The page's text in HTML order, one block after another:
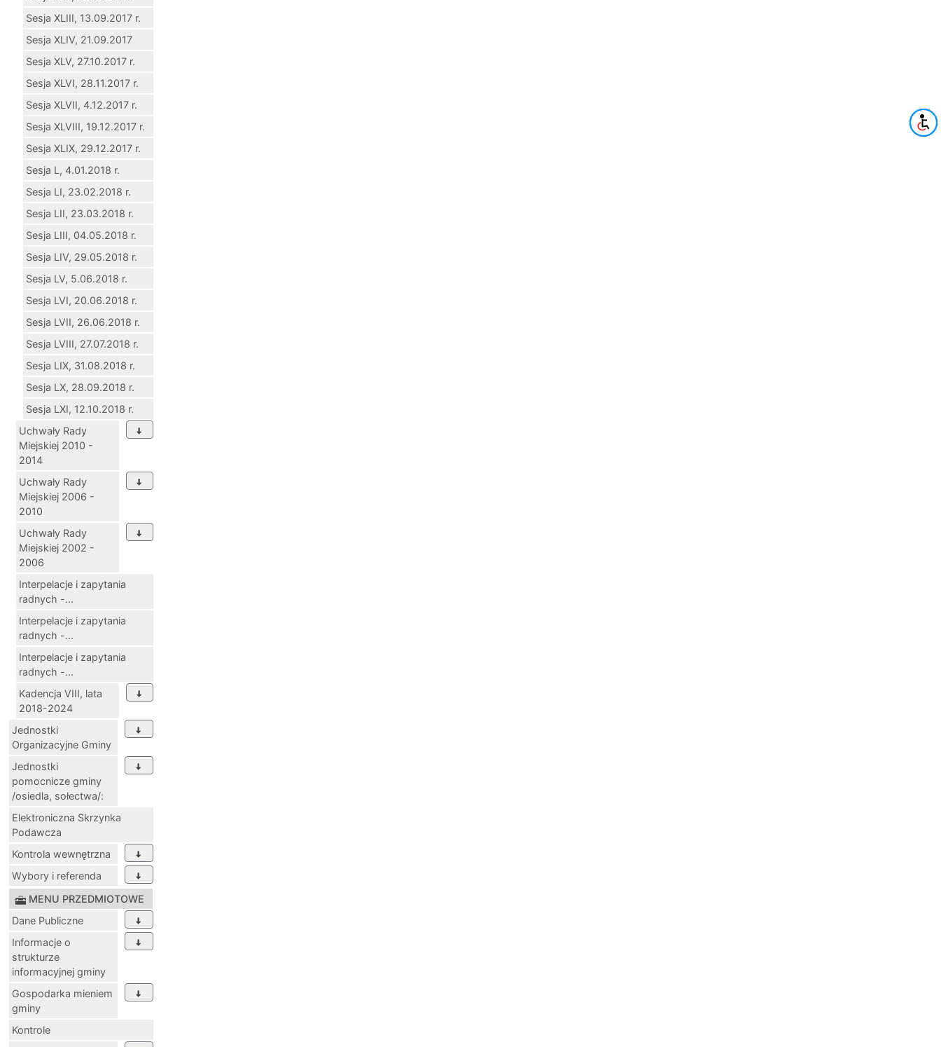
Sesja XLIII, 13.09.2017 r.
Sesja XLIV, 21.09.2017
Sesja XLV, 27.10.2017 r.
Sesja XLVI, 28.11.2017 r.
Sesja XLVII, 4.12.2017 r.
Sesja XLVIII, 19.12.2017 r.
Sesja XLIX, 29.12.2017 r.
Sesja L, 4.01.2018 r.
Sesja LI, 23.02.2018 r.
Sesja LII, 23.03.2018 r.
Sesja LIII, 04.05.2018 r.
Sesja LIV, 29.05.2018 r.
Sesja LV, 5.06.2018 r.
Sesja LVI, 20.06.2018 r.
Sesja LVII, 26.06.2018 r.
Sesja LVIII, 27.07.2018 r.
Sesja LIX, 31.08.2018 r.
Sesja LX, 28.09.2018 r.
Sesja LXI, 12.10.2018 r.
Uchwały Rady
Miejskiej 2010 -
2014
Uchwały Rady
Miejskiej 2006 -
2010
Uchwały Rady
Miejskiej 2002 -
2006
Interpelacje i zapytania
radnych -...
Interpelacje i zapytania
radnych -...
Interpelacje i zapytania
radnych -...
Kadencja VIII, lata
2018-2024
Jednostki
Organizacyjne Gminy
Jednostki
pomocnicze gminy
/osiedla, sołectwa/:
Elektroniczna Skrzynka
Podawcza
Kontrola wewnętrzna
Wybory i referenda
MENU PRZEDMIOTOWE
Dane Publiczne
Informacje o
strukturze
informacyjnej gminy
Gospodarka mieniem
gminy
Kontrole